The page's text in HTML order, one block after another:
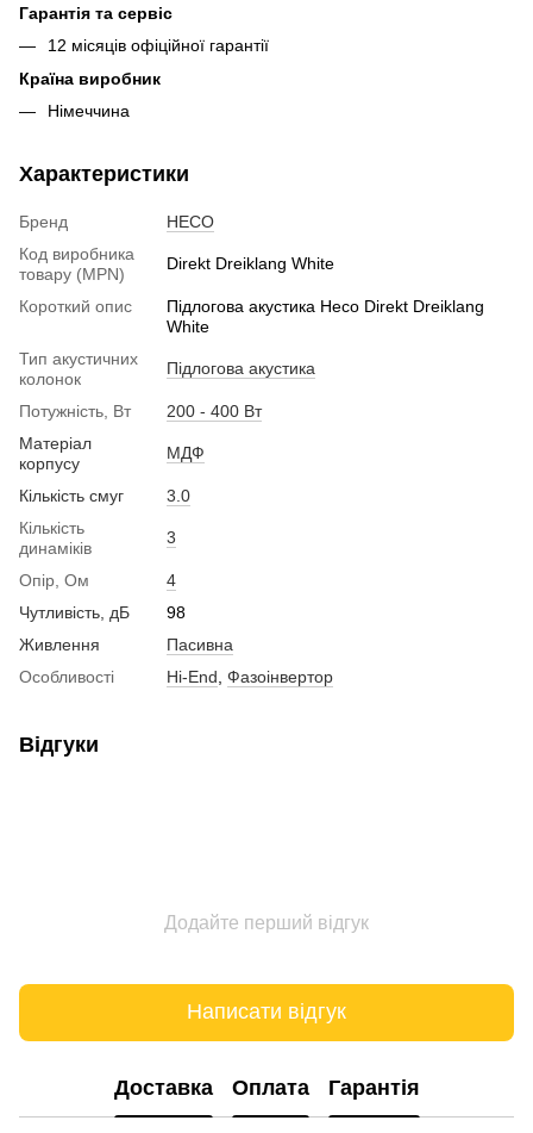
Гарантія та сервіс
12 місяців офіційної гарантії
Країна виробник
Німеччина
Характеристики
Бренд
HECO
Код виробника
товару (MPN)
Direkt Dreiklang White
Короткий опис
Підлогова акустика Heco Direkt Dreiklang
White
Тип акустичних
колонок
Підлогова акустика
Потужність, Вт
200 - 400 Вт
Матеріал
корпусу
МДФ
Кількість смуг
3.0
Кількість
динаміків
3
Опір, Ом
4
Чутливість, дБ
98
Живлення
Пасивна
Особливості
Hi-End Фазоінвертор
Відгуки
Додайте перший відгук
Написати відгук
Доставка Оплата Гарантія